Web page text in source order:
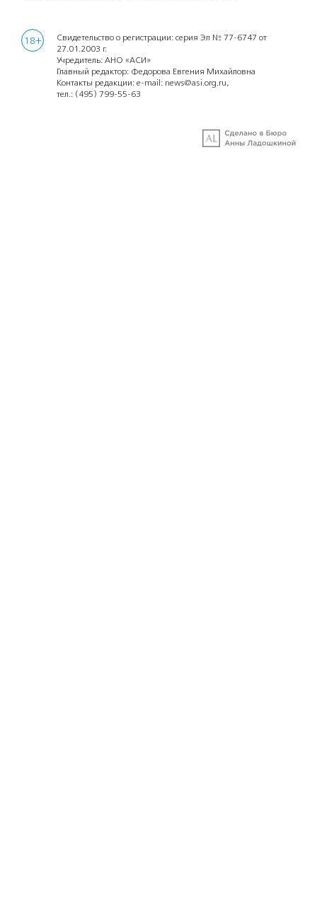
18+
Свидетельство о регистрации: серия Эл № 77-6747 от
27.01.2003 г.
Учредитель: АНО «АСИ»
Главный редактор: Федорова Евгения Михайловна
Контакты редакции: e-mail: news@asi.org.ru,
тел.: (495) 799-55-63